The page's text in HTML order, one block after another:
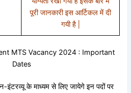
पूरी जानकारी इस आर्टिकल में दी
गयी है |
MTS Vacancy 2024 : Important
Dates
के माध्यम से लिए जायेगे इन पदों पर